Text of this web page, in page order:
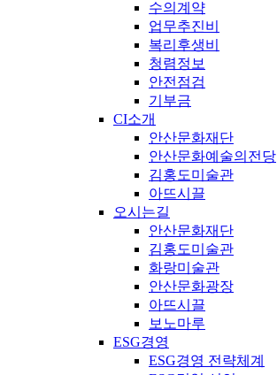
수의계약
업무추진비
복리후생비
청렴정보
안전점검
기부금
CI소개
안산문화재단
안산문화예술의전당
김홍도미술관
아뜨시끌
오시는길
안산문화재단
김홍도미술관
화랑미술관
안산문화광장
아뜨시끌
보노마루
ESG경영
ESG경영 전략체계